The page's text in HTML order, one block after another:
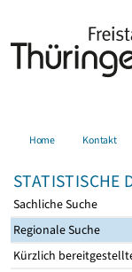
Home Kontakt
STATISTISCHE
Sachliche Suche
Regionale Suche
Kürzlich